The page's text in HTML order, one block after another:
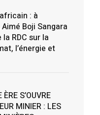
: à
Boji Sangara
RDC sur la
l’énergie et
S’OUVRE
MINIER : LES